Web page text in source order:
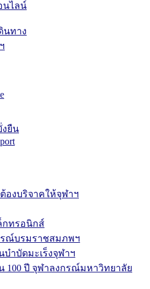
นไลน์
นทาง
งยืน
องบริจาคให้จุฬาฯ
กทรอนิกส์
ณ์บรมราชสมภพฯ
ำบัดมะเร็งจุฬาฯ
100 ปี จุฬาลงกรณ์มหาวิทยาลัย